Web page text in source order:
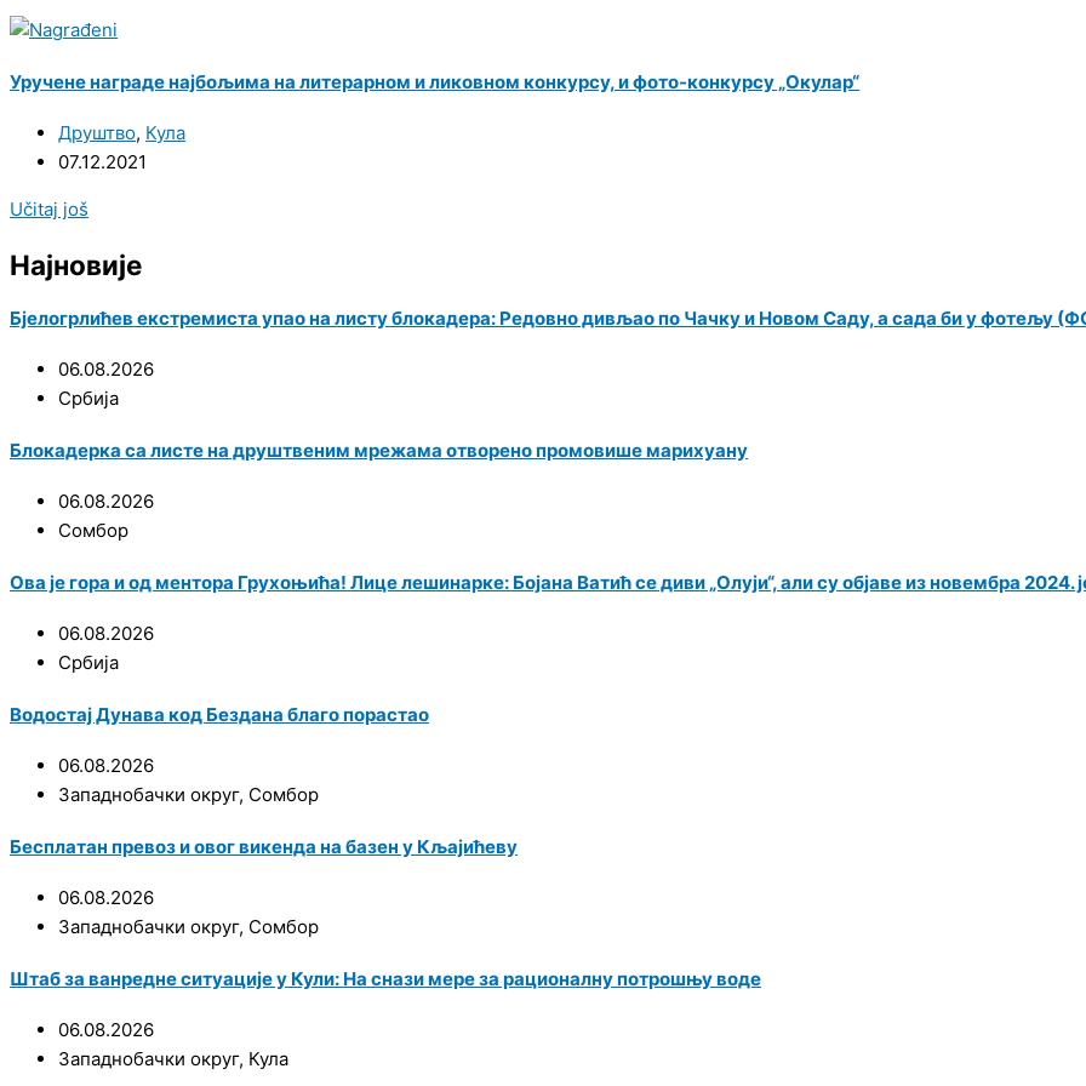
Уручене награде најбољима на литерарном и ликовном конкурсу, и фото-конкурсу „Окулар“
Друштво, Кула
07.12.2021
Učitaj još
Најновије
Бјелогрлићев екстремиста упао на листу блокадера: Редовно дивљао по Чачку и Новом Саду, а сада би у фотељу
06.08.2026
Србија
Блокадерка са листе на друштвеним мрежама отворено промовише марихуану
06.08.2026
Сомбор
Ова је гора и од ментора Грухоњића! Лице лешинарке: Бојана Ватић се диви „Олуји“, али су објаве из новембра 2024.
06.08.2026
Србија
Водостај Дунава код Бездана благо порастао
06.08.2026
Западнобачки округ, Сомбор
Бесплатан превоз и овог викенда на базен у Кљајићеву
06.08.2026
Западнобачки округ, Сомбор
Штаб за ванредне ситуације у Кули: На снази мере за рационалну потрошњу воде
06.08.2026
Западнобачки округ, Кула